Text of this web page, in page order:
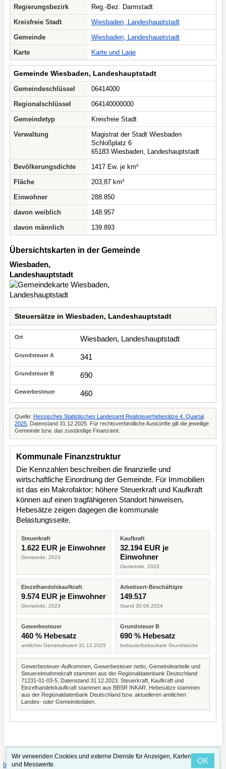
Regierungsbezirk
Reg.-Bez. Darmstadt
Kreisfreie Stadt
Wiesbaden, Landeshauptstadt
Gemeinde
Wiesbaden, Landeshauptstadt
Karte
Karte und Lage
Gemeinde Wiesbaden, Landeshauptstadt
Gemeindeschlüssel
06414000
Regionalschlüssel
064140000000
Gemeindetyp
Kreisfreie Stadt
Verwaltung
Magistrat der Stadt Wiesbaden
Schloßplatz 6
65183 Wiesbaden, Landeshauptstadt
Bevölkerungsdichte
1417 Ew. je km²
Fläche
203,87 km²
Einwohner
288.850
davon weiblich
148.957
davon männlich
139.893
Übersichtskarten in der Gemeinde
Wiesbaden,
Landeshauptstadt
Steuersätze in Wiesbaden, Landeshauptstadt
Wiesbaden, Landeshauptstadt
341
690
460
Quelle: Hessisches Statistisches Landesamt Realsteuerhebesätze 4. Quartal
2025 , Datenstand 31.12.2025. Für rechtsverbindliche Auskünfte gilt die jeweilige
Gemeinde bzw. das zuständige Finanzamt.
Kommunale Finanzstruktur
Die Kennzahlen beschreiben die finanzielle und
wirtschaftliche Einordnung der Gemeinde. Für Immobilien
ist das ein Makrofaktor: höhere Steuerkraft und Kaufkraft
können auf einen tragfähigeren Standort hinweisen,
Hebesätze zeigen dagegen die kommunale
Belastungsseite.
Steuerkraft
1.622 EUR je Einwohner
Gemeinde, 2023
Kaufkraft
32.194 EUR je
Einwohner
Gemeinde, 2023
Einzelhandelskaufkraft
9.574 EUR je Einwohner
Gemeinde, 2023
Arbeitsort-Beschäftigte
149.517
Stand 30.06.2024
Gewerbesteuer
460 % Hebesatz
amtlicher Gemeindewert 31.12.2025
Grundsteuer B
690 % Hebesatz
bebaute/bebaubare Grundstücke
Gewerbesteuer-Aufkommen, Gewerbesteuer netto, Gemeindeanteile und
Steuereinnahmekraft stammen aus der Regionaldatenbank Deutschland
71231-01-03-5, Datenstand 31.12.2023. Steuerkraft, Kaufkraft und
Einzelhandelskaufkraft stammen aus BBSR INKAR. Hebesätze stammen
aus der Regionaldatenbank Deutschland bzw. aktuelleren amtlichen
Landes- oder Gemeindedaten.
Impressum·Straßenindex
Wir verwenden Cookies und externe Dienste für Anzeigen, Karten
und Messwerte.
OK